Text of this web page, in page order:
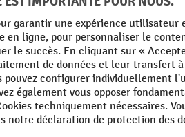
8 Variantes
RAU pupitre mobile, haut. x prof.
Livraison à l’état